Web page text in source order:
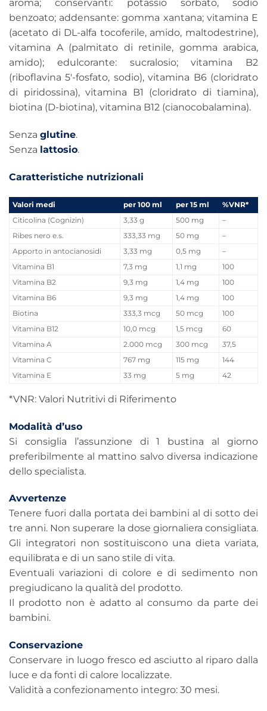
aroma; conservanti: potassio sorbato, sodio
benzoato; addensante: gomma xantana; vitamina E
(acetato di DL-alfa tocoferile, amido, maltodestrine),
vitamina A (palmitato di retinile, gomma arabica,
amido); edulcorante: sucralosio; vitamina B2
(riboflavina 5′-fosfato, sodio), vitamina B6 (cloridrato
di piridossina), vitamina B1 (cloridrato di tiamina),
biotina (D-biotina), vitamina B12 (cianocobalamina).
Senza glutine.
Senza lattosio.
Caratteristiche nutrizionali
Valori medi per 100 ml per 15 ml
%VNR*
Citicolina (Cognizin)
3,33 g 500 mg
–
Ribes nero e.s.
333,33 mg 50 mg
–
Apporto in antocianosidi
3,33 mg 0,5 mg
–
Vitamina B1
7,3 mg 1,1 mg
100
Vitamina B2
9,3 mg 1,4 mg
100
Vitamina B6
9,3 mg 1,4 mg
100
Biotina
333,3 mcg 50 mcg
100
Vitamina B12
10,0 mcg 1,5 mcg
60
Vitamina A
2.000 mcg 300 mcg
37,5
Vitamina C
767 mg 115 mg
144
Vitamina E
33 mg 5 mg 42
*VNR: Valori Nutritivi di Riferimento
Modalità d’uso
Si consiglia l’assunzione di 1 bustina al giorno
preferibilmente al mattino salvo diversa indicazione
dello specialista.
Avvertenze
Tenere fuori dalla portata dei bambini al di sotto dei
tre anni. Non superare la dose giornaliera consigliata.
Gli integratori non sostituiscono una dieta variata,
equilibrata e di un sano stile di vita.
Eventuali variazioni di colore e di sedimento non
pregiudicano la qualità del prodotto.
Il prodotto non è adatto al consumo da parte dei
bambini.
Conservazione
Conservare in luogo fresco ed asciutto al riparo dalla
luce e da fonti di calore localizzate.
Validità a confezionamento integro: 30 mesi.